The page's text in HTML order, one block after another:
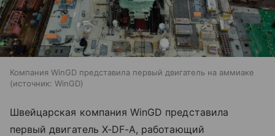
Компания WinGD представила первый двигатель на аммиаке
источник: WinGD
Швейцарская компанияWinGD представила
первыйдвигатель X-DF-A, работающий